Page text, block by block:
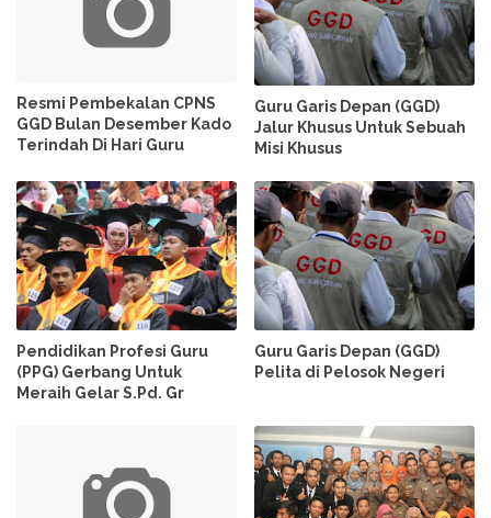
Resmi Pembekalan CPNS
GGD Bulan Desember Kado
Terindah Di Hari Guru
Guru Garis Depan (GGD)
Jalur Khusus Untuk Sebuah
Misi Khusus
Pendidikan Profesi Guru
(PPG) Gerbang Untuk
Meraih Gelar S.Pd. Gr
Guru Garis Depan (GGD)
Pelita di Pelosok Negeri